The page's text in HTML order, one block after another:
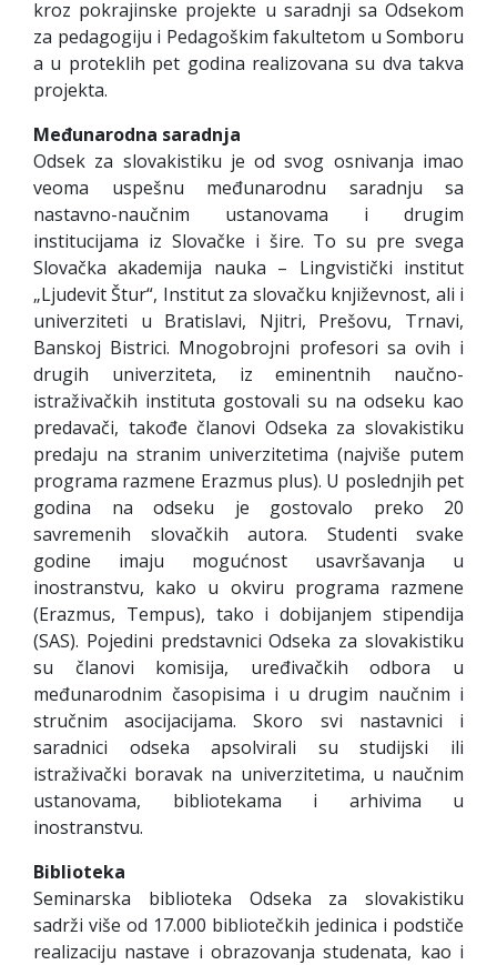
kroz pokrajinske projekte u saradnji sa Odsekom
za pedagogiju i Pedagoškim fakultetom u Somboru
a u proteklih pet godina realizovana su dva takva
projekta.
Međunarodna saradnja
Odsek za slovakistiku je od svog osnivanja imao
veoma uspešnu međunarodnu saradnju sa
nastavno-naučnim ustanovama i drugim
institucijama iz Slovačke i šire. To su pre svega
Slovačka akademija nauka – Lingvistički institut
„Ljudevit Štur“, Institut za slovačku književnost, ali i
univerziteti u Bratislavi, Njitri, Prešovu, Trnavi,
Banskoj Bistrici. Mnogobrojni profesori sa ovih i
drugih univerziteta, iz eminentnih naučno-
istraživačkih instituta gostovali su na odseku kao
predavači, takođe članovi Odseka za slovakistiku
predaju na stranim univerzitetima (najviše putem
programa razmene Erazmus plus). U poslednjih pet
godina na odseku je gostovalo preko 20
savremenih slovačkih autora. Studenti svake
godine imaju mogućnost usavršavanja u
inostranstvu, kako u okviru programa razmene
(Erazmus, Tempus), tako i dobijanjem stipendija
(SAS). Pojedini predstavnici Odseka za slovakistiku
su članovi komisija, uređivačkih odbora u
međunarodnim časopisima i u drugim naučnim i
stručnim asocijacijama. Skoro svi nastavnici i
saradnici odseka apsolvirali su studijski ili
istraživački boravak na univerzitetima, u naučnim
ustanovama, bibliotekama i arhivima u
inostranstvu.
Biblioteka
Seminarska biblioteka Odseka za slovakistiku
sadrži više od 17.000 bibliotečkih jedinica i podstiče
realizaciju nastave i obrazovanja studenata, kao i